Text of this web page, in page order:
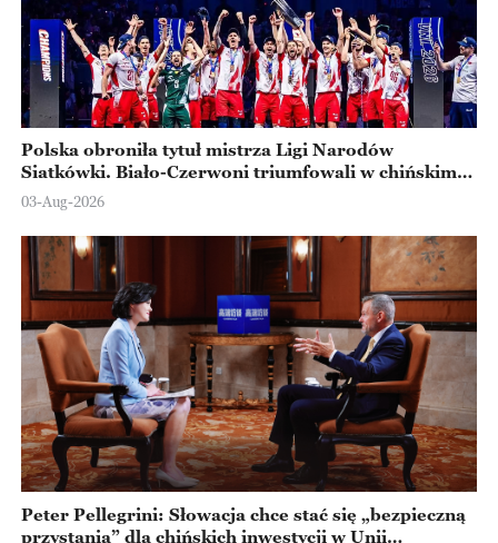
Polska obroniła tytuł mistrza Ligi Narodów
Siatkówki. Biało-Czerwoni triumfowali w chińskim
Ningbo
03-Aug-2026
Peter Pellegrini: Słowacja chce stać się „bezpieczną
przystanią” dla chińskich inwestycji w Unii